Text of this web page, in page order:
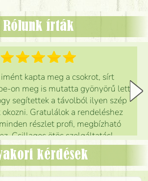
Rólunk írták
kapta meg a csokrot, sírt
on meg is mutatta gyönyörű lett.
segítettek a távolból ilyen szép
Gratulálok a rendeléshez
részlet profi, megbízható
Csillagos ötös szolgáltatás!
Mónika
kérdések